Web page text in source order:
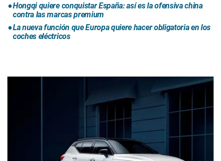
Hongqi quiere conquistar España: así es la ofensiva china
contra las marcas premium
La nueva función que Europa quiere hacer obligatoria en los
coches eléctricos